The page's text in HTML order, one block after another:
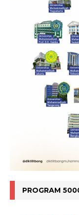
PROGRAM